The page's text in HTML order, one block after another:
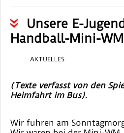
Unsere E-
Handball-Mini-
AKTUELLES
(Texte verfasst von den
Heimfahrt im Bus).
Wir fuhren am